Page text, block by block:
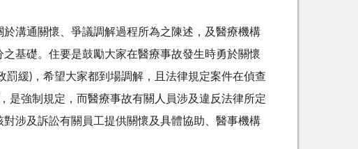
溝通關懷、爭議調解過程所為之陳述，及醫療機構
基礎。住要是鼓勵大家在醫療事故發生時勇於關懷
罰緩) ，希望大家都到場調解，且法律規定案件在偵查
是強制規定，而醫療事故有關人員涉及違反法律所定
涉及訴訟有關員工提供關懷及具體協助、醫事機構